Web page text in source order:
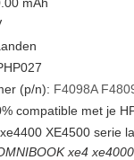
(p/n): F4098A
compatible met je
XE4500 serie
xe4